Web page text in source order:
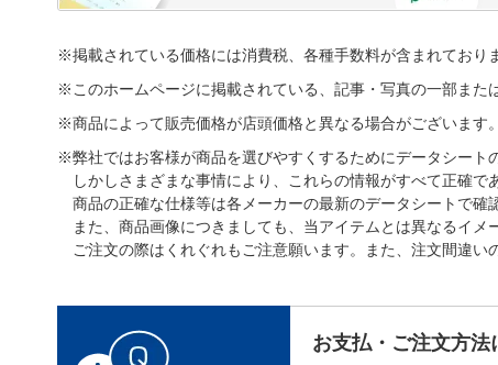
※掲載されている価格には消費税、各種手数料が含まれており
※このホームページに掲載されている、記事・写真の一部また
※商品によって販売価格が店頭価格と異なる場合がございます。
※弊社ではお客様が商品を選びやすくするためにデータシート
しかしさまざまな事情により、これらの情報がすべて正確で
商品の正確な仕様等は各メーカーの最新のデータシートで確
また、商品画像につきましても、当アイテムとは異なるイメ
ご注文の際はくれぐれもご注意願います。また、注文間違い
お支払・ご注文方法